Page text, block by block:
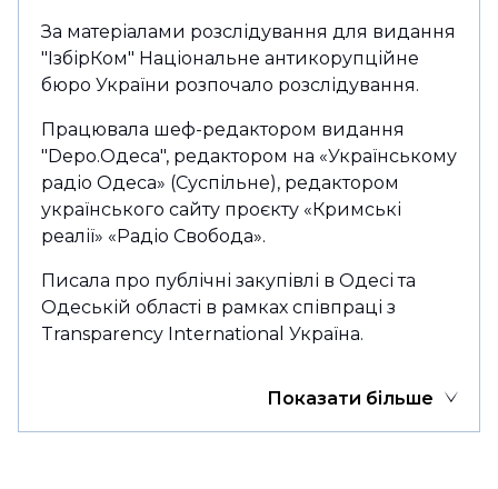
За матеріалами розслідування для видання
"ІзбірКом" Національне антикорупційне
бюро України розпочало розслідування.
Працювала шеф-редактором видання
"Depo.Одеса", редактором на «Українському
радіо Одеса» (Суспільне), редактором
українського сайту проєкту «Кримські
реалії» «Радіо Свобода».
Писала про публічні закупівлі в Одесі та
Одеській області в рамках співпраці з
Transparency International Україна.
Показати більше